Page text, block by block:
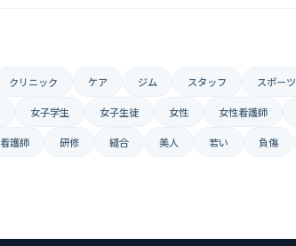
クリニック ケア ジム スタッフ スポーツ
女子学生 女子生徒 女性 女性看護師
看護師 研修 縫合 美人 若い 負傷